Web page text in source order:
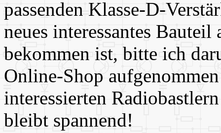
passenden Klasse-D-
neues interessantes
bekommen ist, bitte ich
Online-Shop
interessierten
bleibt spannend!